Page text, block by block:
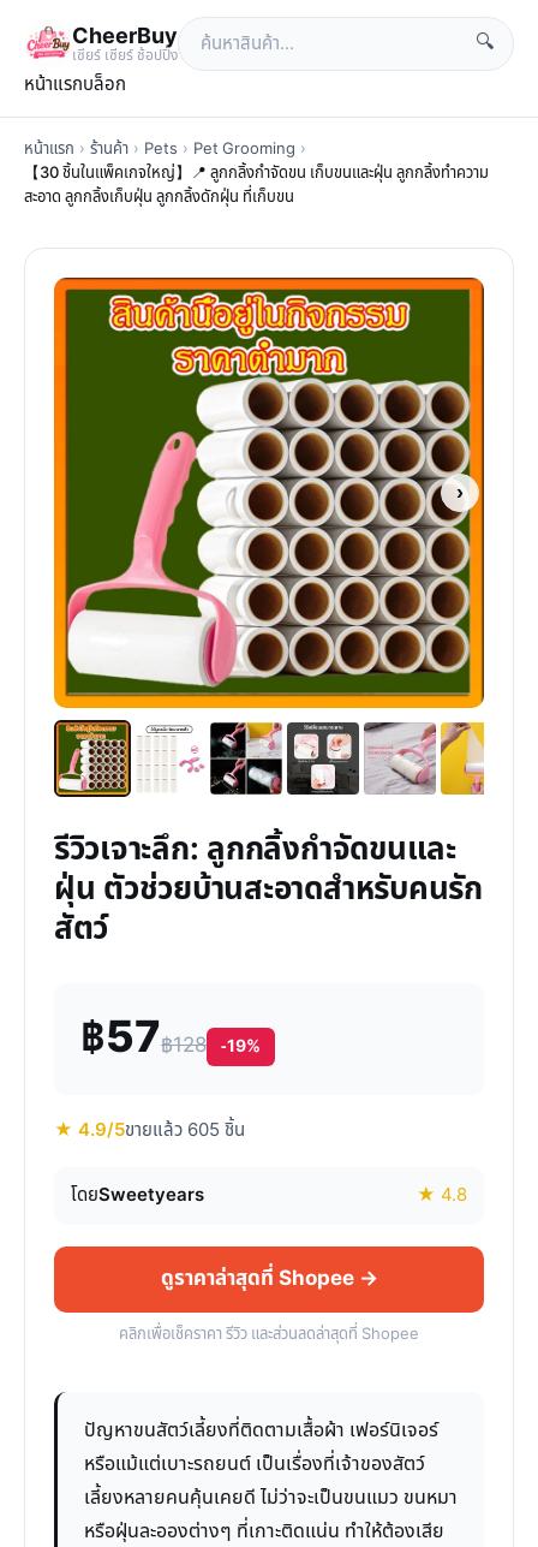
CheerBuy
เซียร์ เซียร์ ช้อปปิ้ง
🔍
หน้าแรกบล็อก
หน้าแรก › ร้านค้า › Pets › Pet Grooming ›
【30 ชิ้นในแพ็คเกจใหญ่】📍 ลูกกลิ้งกำจัดขน เก็บขนและฝุ่น ลูกกลิ้งทำความ
สะอาด ลูกกลิ้งเก็บฝุ่น ลูกกลิ้งดักฝุ่น ที่เก็บขน
›
รีวิวเจาะลึก: ลูกกลิ้งกำจัดขนและ
ฝุ่น ตัวช่วยบ้านสะอาดสำหรับคนรัก
สัตว์
฿57฿128 -19%
★ 4.9/5ขายแล้ว 605 ชิ้น
โดยSweetyears ★ 4.8
ดูราคาล่าสุดที่ Shopee →
คลิกเพื่อเช็คราคา รีวิว และส่วนลดล่าสุดที่ Shopee
ปัญหาขนสัตว์เลี้ยงที่ติดตามเสื้อผ้า เฟอร์นิเจอร์
หรือแม้แต่เบาะรถยนต์ เป็นเรื่องที่เจ้าของสัตว์
เลี้ยงหลายคนคุ้นเคยดี ไม่ว่าจะเป็นขนแมว ขนหมา
หรือฝุ่นละอองต่างๆ ที่เกาะติดแน่น ทำให้ต้องเสีย